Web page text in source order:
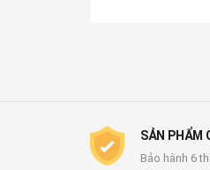
SẢN PHẨM
Bảo hành 6